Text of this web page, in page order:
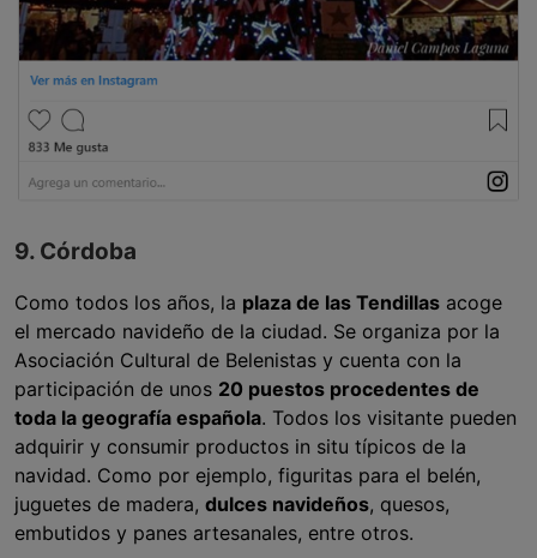
9. Córdoba
Como todos los años, la plaza de las Tendillas acoge
el mercado navideño de la ciudad. Se organiza por la
Asociación Cultural de Belenistas y cuenta con la
participación de unos 20 puestos procedentes de
toda la geografía española. Todos los visitante pueden
adquirir y consumir productos in situ típicos de la
navidad. Como por ejemplo, figuritas para el belén,
juguetes de madera, dulces navideños, quesos,
embutidos y panes artesanales, entre otros.